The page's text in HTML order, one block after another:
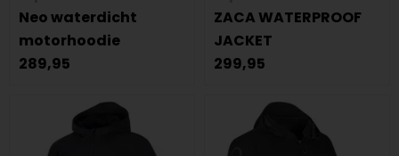
Neo waterdicht
motorhoodie
289,95
ZACA WATERPROOF
JACKET
299,95